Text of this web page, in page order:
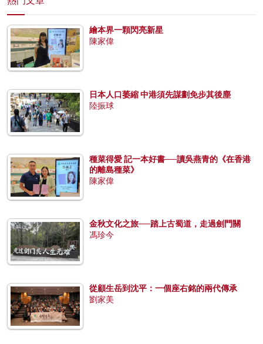
繪本界一顆閃亮新星
陳家偉
日本人口萎縮 中港須先謀劃免步其後塵
陸振球
種菜得愛 記一本好書──讀吳燕青的《在香港
的離島種菜》
陳家偉
金秋文化之旅──踏上古蜀道，走過劍門關
馮珍今
從顧生岳到沈平：一個座右銘的兩代傳承
劉家美